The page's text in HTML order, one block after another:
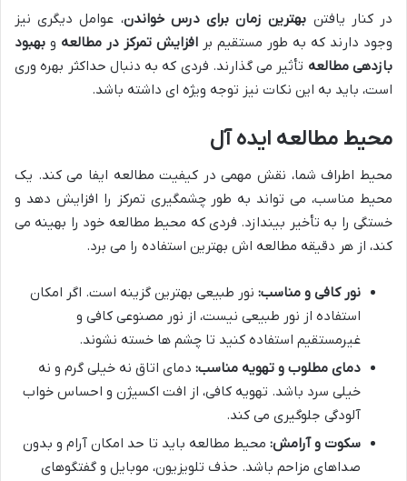
در کنار یافتن بهترین زمان برای درس خواندن، عوامل دیگری نیز
وجود دارند که به طور مستقیم بر افزایش تمرکز در مطالعه و بهبود
بازدهی مطالعه تأثیر می گذارند. فردی که به دنبال حداکثر بهره وری
است، باید به این نکات نیز توجه ویژه ای داشته باشد.
محیط مطالعه ایده آل
محیط اطراف شما، نقش مهمی در کیفیت مطالعه ایفا می کند. یک
محیط مناسب، می تواند به طور چشمگیری تمرکز را افزایش دهد و
خستگی را به تأخیر بیندازد. فردی که محیط مطالعه خود را بهینه می
کند، از هر دقیقه مطالعه اش بهترین استفاده را می برد.
نور کافی و مناسب: نور طبیعی بهترین گزینه است. اگر امکان
استفاده از نور طبیعی نیست، از نور مصنوعی کافی و
غیرمستقیم استفاده کنید تا چشم ها خسته نشوند.
دمای مطلوب و تهویه مناسب: دمای اتاق نه خیلی گرم و نه
خیلی سرد باشد. تهویه کافی، از افت اکسیژن و احساس خواب
آلودگی جلوگیری می کند.
سکوت و آرامش: محیط مطالعه باید تا حد امکان آرام و بدون
صداهای مزاحم باشد. حذف تلویزیون، موبایل و گفتگوهای